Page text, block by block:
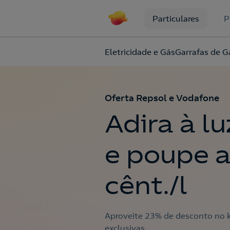
Particulares
Eletricidade e GásGarrafas de
Oferta Repsol e Vodafone
Adira à
e poupe
cênt./l
Aproveite 23% de desconto no
exclusivas.